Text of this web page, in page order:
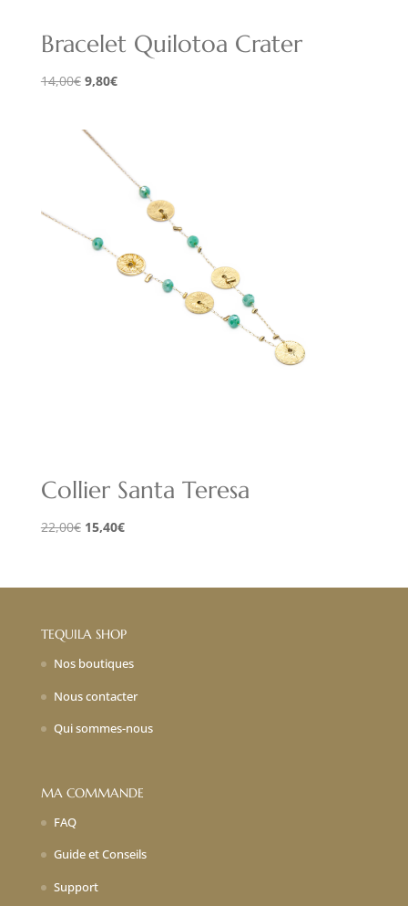
Bracelet Quilotoa Crater
14,00€ Le
était :
14,00€.
9,80€Le
9,80€.
Collier Santa Teresa
22,00€ Le
était :
15,40€Le
est :
TEQUILA SHOP
Nos boutiques
Nous contacter
Qui sommes-nous
MA COMMANDE
FAQ
Guide et Conseils
Support